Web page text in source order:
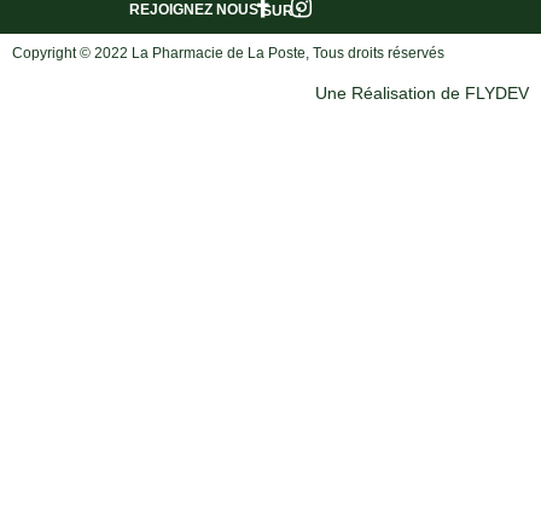
SUR :
REJOIGNEZ NOUS
Copyright © 2022 La Pharmacie de La Poste, Tous droits réservés
Une Réalisation de FLYDEV